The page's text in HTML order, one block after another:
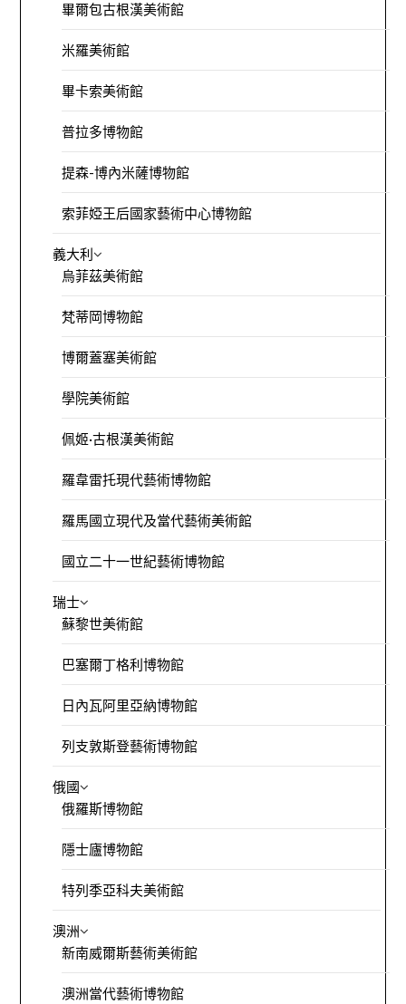
畢爾包古根漢美術館
米羅美術館
畢卡索美術館
普拉多博物館
提森-博內米薩博物館
索菲婭王后國家藝術中心博物館
義大利
烏菲茲美術館
梵蒂岡博物館
博爾蓋塞美術館
學院美術館
佩姬·古根漢美術館
羅韋雷托現代藝術博物館
羅馬國立現代及當代藝術美術館
國立二十一世紀藝術博物館
瑞士
蘇黎世美術館
巴塞爾丁格利博物館
日內瓦阿里亞納博物館
列支敦斯登藝術博物館
俄國
俄羅斯博物館
隱士廬博物館
特列季亞科夫美術館
澳洲
新南威爾斯藝術美術館
澳洲當代藝術博物館